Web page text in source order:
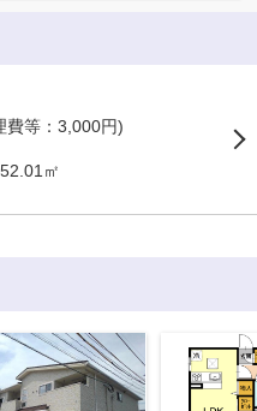
費等：3,000円)
52.01㎡